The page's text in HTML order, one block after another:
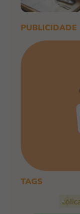
PUBLICIDADE
TAGS